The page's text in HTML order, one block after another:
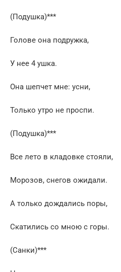
(Подушка)***
Голове она подружка,
У нее 4 ушка.
Она шепчет мне: усни,
Только утро не проспи.
(Подушка)***
Все лето в кладовке стояли,
Морозов, снегов ожидали.
А только дождались поры,
Скатились со мною с горы.
(Санки)***